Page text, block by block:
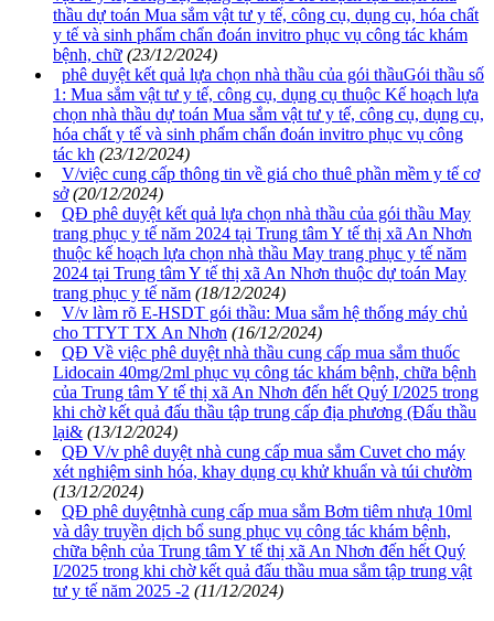
thầu dự toán Mua sắm vật tư y tế, công cụ, dụng cụ, hóa chất
y tế và sinh phẩm chẩn đoán invitro phục vụ công tác khám
bệnh, chữ (23/12/2024)
phê duyệt kết quả lựa chọn nhà thầu của gói thầuGói thầu số
1: Mua sắm vật tư y tế, công cụ, dụng cụ thuộc Kế hoạch lựa
chọn nhà thầu dự toán Mua sắm vật tư y tế, công cụ, dụng cụ,
hóa chất y tế và sinh phẩm chẩn đoán invitro phục vụ công
tác kh (23/12/2024)
V/việc cung cấp thông tin về giá cho thuê phần mềm y tế cơ
sở (20/12/2024)
QĐ phê duyệt kết quả lựa chọn nhà thầu của gói thầu May
trang phục y tế năm 2024 tại Trung tâm Y tế thị xã An Nhơn
thuộc kế hoạch lựa chọn nhà thầu May trang phục y tế năm
2024 tại Trung tâm Y tế thị xã An Nhơn thuộc dự toán May
trang phục y tế năm (18/12/2024)
V/v làm rõ E-HSDT gói thầu: Mua sắm hệ thống máy chủ
cho TTYT TX An Nhơn (16/12/2024)
QĐ Về việc phê duyệt nhà thầu cung cấp mua sắm thuốc
Lidocain 40mg/2ml phục vụ công tác khám bệnh, chữa bệnh
của Trung tâm Y tế thị xã An Nhơn đến hết Quý I/2025 trong
khi chờ kết quả đấu thầu tập trung cấp địa phương (Đấu thầu
lại& (13/12/2024)
QĐ V/v phê duyệt nhà cung cấp mua sắm Cuvet cho máy
xét nghiệm sinh hóa, khay dụng cụ khử khuẩn và túi chườm
(13/12/2024)
QĐ phê duyệtnhà cung cấp mua sắm Bơm tiêm nhưạ 10ml
và dây truyền dịch bổ sung phục vụ công tác khám bệnh,
chữa bệnh của Trung tâm Y tế thị xã An Nhơn đến hết Quý
I/2025 trong khi chờ kết quả đấu thầu mua sắm tập trung vật
tư y tế năm 2025 -2 (11/12/2024)